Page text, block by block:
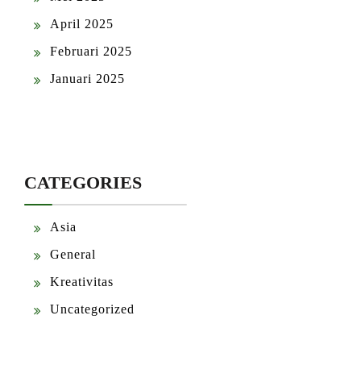
April 2025
Februari 2025
Januari 2025
CATEGORIES
Asia
General
Kreativitas
Uncategorized